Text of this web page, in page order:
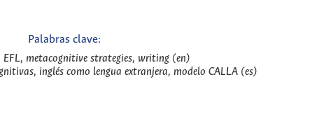
Palabras clave:
EFL, metacognitive strategies, writing (en)
inglés como lengua extranjera, modelo CALLA (es)